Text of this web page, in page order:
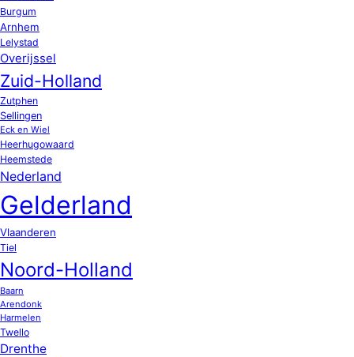
Burgum
Arnhem
Lelystad
Overijssel
Zuid-Holland
Zutphen
Sellingen
Eck en Wiel
Heerhugowaard
Heemstede
Nederland
Gelderland
Vlaanderen
Tiel
Noord-Holland
Baarn
Arendonk
Harmelen
Twello
Drenthe